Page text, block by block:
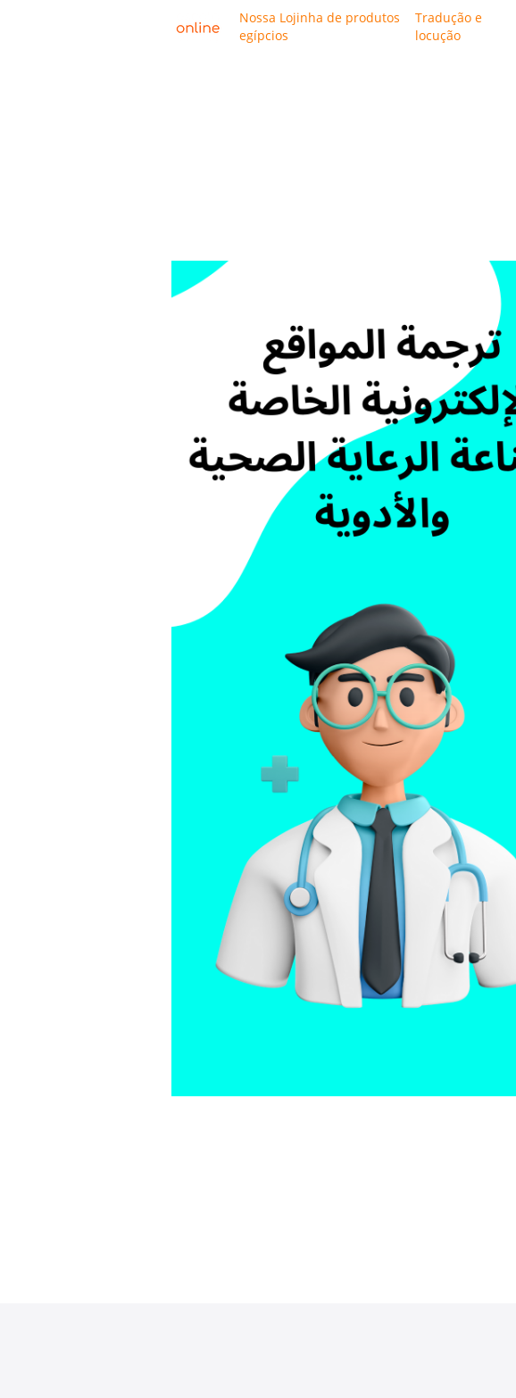
Nossa Lojinha de produtos
egípcios
Tradução e
locução